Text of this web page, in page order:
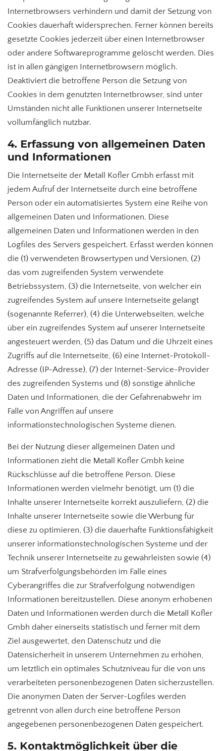
Internetbrowsers verhindern und damit der Setzung von
Cookies dauerhaft widersprechen. Ferner können bereits
gesetzte Cookies jederzeit über einen Internetbrowser
oder andere Softwareprogramme gelöscht werden. Dies
ist in allen gängigen Internetbrowsern möglich.
Deaktiviert die betroffene Person die Setzung von
Cookies in dem genutzten Internetbrowser, sind unter
Umständen nicht alle Funktionen unserer Internetseite
vollumfänglich nutzbar.
4. Erfassung von allgemeinen Daten
und Informationen
Die Internetseite der Metall Kofler Gmbh erfasst mit
jedem Aufruf der Internetseite durch eine betroffene
Person oder ein automatisiertes System eine Reihe von
allgemeinen Daten und Informationen. Diese
allgemeinen Daten und Informationen werden in den
Logfiles des Servers gespeichert. Erfasst werden können
die (1) verwendeten Browsertypen und Versionen, (2)
das vom zugreifenden System verwendete
Betriebssystem, (3) die Internetseite, von welcher ein
zugreifendes System auf unsere Internetseite gelangt
(sogenannte Referrer), (4) die Unterwebseiten, welche
über ein zugreifendes System auf unserer Internetseite
angesteuert werden, (5) das Datum und die Uhrzeit eines
Zugriffs auf die Internetseite, (6) eine Internet-Protokoll-
Adresse (IP-Adresse), (7) der Internet-Service-Provider
des zugreifenden Systems und (8) sonstige ähnliche
Daten und Informationen, die der Gefahrenabwehr im
Falle von Angriffen auf unsere
informationstechnologischen Systeme dienen.
Bei der Nutzung dieser allgemeinen Daten und
Informationen zieht die Metall Kofler Gmbh keine
Rückschlüsse auf die betroffene Person. Diese
Informationen werden vielmehr benötigt, um (1) die
Inhalte unserer Internetseite korrekt auszuliefern, (2) die
Inhalte unserer Internetseite sowie die Werbung für
diese zu optimieren, (3) die dauerhafte Funktionsfähigkeit
unserer informationstechnologischen Systeme und der
Technik unserer Internetseite zu gewährleisten sowie (4)
um Strafverfolgungsbehörden im Falle eines
Cyberangriffes die zur Strafverfolgung notwendigen
Informationen bereitzustellen. Diese anonym erhobenen
Daten und Informationen werden durch die Metall Kofler
Gmbh daher einerseits statistisch und ferner mit dem
Ziel ausgewertet, den Datenschutz und die
Datensicherheit in unserem Unternehmen zu erhöhen,
um letztlich ein optimales Schutzniveau für die von uns
verarbeiteten personenbezogenen Daten sicherzustellen.
Die anonymen Daten der Server-Logfiles werden
getrennt von allen durch eine betroffene Person
angegebenen personenbezogenen Daten gespeichert.
5. Kontaktmöglichkeit über die